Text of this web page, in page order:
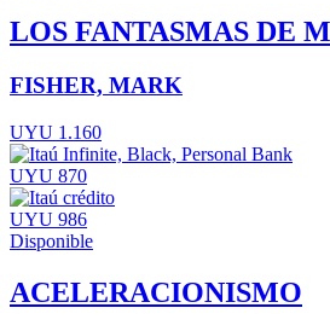
LOS FANTASMAS DE
FISHER, MARK
UYU 1.160
UYU 870
UYU 986
Disponible
ACELERACIONISMO